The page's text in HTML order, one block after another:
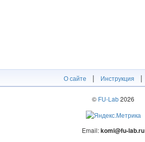
О сайте | Инструкция |
© FU-Lab2026
Email:komi@fu-lab.ru